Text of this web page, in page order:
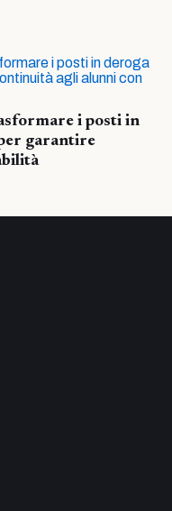
i posti in
garantire